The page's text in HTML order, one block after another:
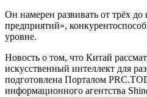
Он намерен развивать от трёх
предприятий»,
уровне.
Новость о том, что Китай
искусственный интеллект для
подготовлена Порталом
информационного агентства